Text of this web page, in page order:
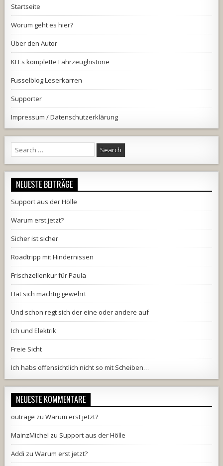
Startseite
Worum geht es hier?
Über den Autor
KLEs komplette Fahrzeughistorie
Fusselblog Leserkarren
Supporter
Impressum / Datenschutzerklärung
Search
for:
NEUESTE BEITRÄGE
Support aus der Hölle
Warum erst jetzt?
Sicher ist sicher
Roadtripp mit Hindernissen
Frischzellenkur für Paula
Hat sich mächtig gewehrt
Und schon regt sich der eine oder andere auf
Ich und Elektrik
Freie Sicht
Ich habs offensichtlich nicht so mit Scheiben…
NEUESTE KOMMENTARE
outrage zuWarum erst jetzt?
MainzMichel zu Support aus der Hölle
Addi zuWarum erst jetzt?